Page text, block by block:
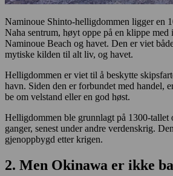
Naminoue Shinto-helligdommen ligger en
Naha sentrum, høyt oppe på en klippe med
Naminoue Beach og havet. Den er viet
mytiske kilden til alt liv, og havet.
Helligdommen er viet til å beskytte
havn. Siden den er forbundet med handel,
be om velstand eller en god høst.
Helligdommen ble grunnlagt på 1300-tallet
ganger, senest under andre verdenskrig.
gjenoppbygd etter krigen.
2. Men Okinawa er ikke